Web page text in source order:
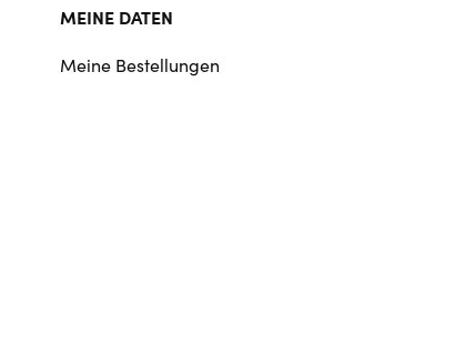
MEINE DATEN
Meine Bestellungen